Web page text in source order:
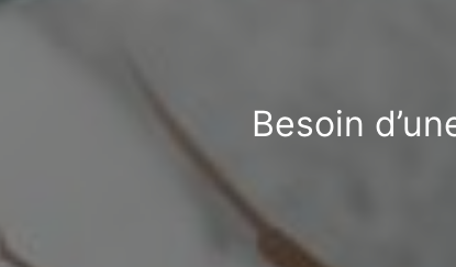
Besoin